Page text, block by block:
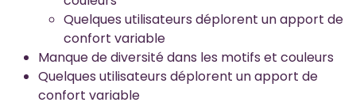
Quelques utilisateurs déplorent un apport de
confort variable
Manque de diversité dans les motifs et couleurs
Quelques utilisateurs déplorent un apport de
confort variable